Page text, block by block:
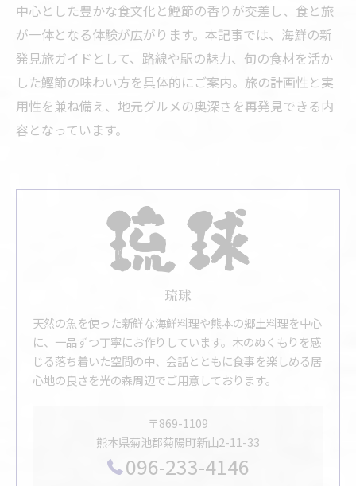
中心とした豊かな食文化と鰹節の香りが交差し、食と旅
が一体となる体験が広がります。本記事では、海鮮の新
発見旅ガイドとして、路線や駅の魅力、旬の食材を活か
した鰹節の味わい方を具体的にご案内。旅の計画性と実
用性を兼ね備え、地元グルメの奥深さを再発見できる内
容となっています。
琉球
天然の魚を使った新鮮な海鮮料理や熊本の郷土料理を中心
に、一品ずつ丁寧にお作りしています。木のぬくもりを感
じる落ち着いた空間の中、会話とともに食事を楽しめる居
心地の良さを光の森周辺でご用意しております。
〒869-1109
熊本県菊池郡菊陽町新山2-11-33
096-233-4146